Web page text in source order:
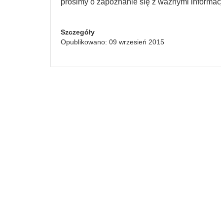
prosimy o zapoznanie się z ważnymi
Szczegóły
Opublikowano: 09 wrzesień 2015